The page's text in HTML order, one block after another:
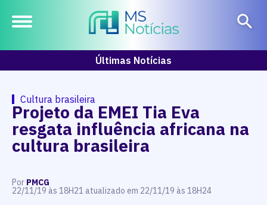
Últimas Notícias
Cultura brasileira
Projeto da EMEI Tia Eva
resgata influência africana na
cultura brasileira
Por PMCG
22/11/19 às 18H21 atualizado em 22/11/19 às 18H24